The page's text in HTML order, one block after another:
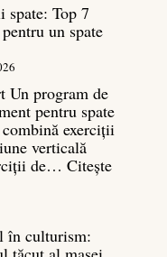
este
sa
cu
masa
musculară
spate: Top 7
un spate
Un program de
pentru spate
exerciții
verticală
de… Citește
în culturism: